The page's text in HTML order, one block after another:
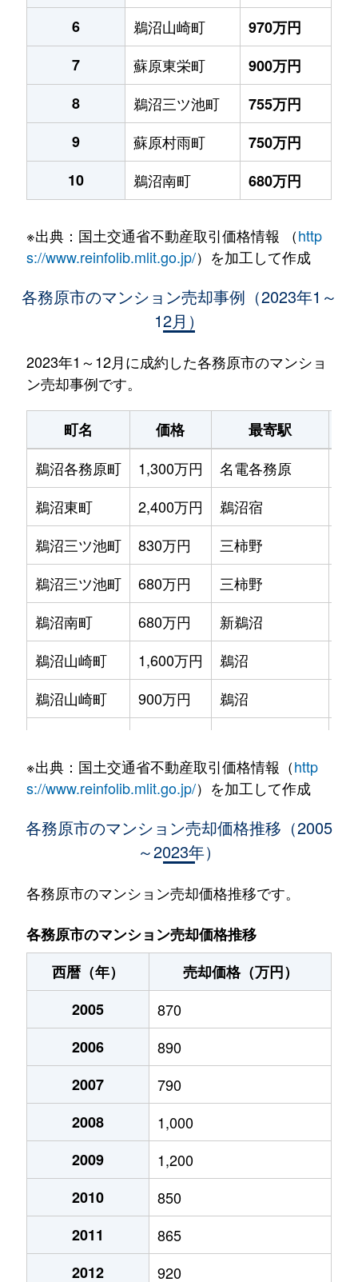
6
鵜沼山崎町
970万円
7
蘇原東栄町
900万円
8
鵜沼三ツ池町
755万円
9
蘇原村雨町
750万円
10
鵜沼南町 680万円
※出典：国土交通省不動産取引価格情報 （http
s://www.reinfolib.mlit.go.jp/）を加工して作成
各務原市のマンション売却事例（2023年1～
12月）
2023年1～12月に成約した各務原市のマンショ
ン売却事例です。
町名 価格 最寄駅
鵜沼各務原町
1,300万円 名電各務原
鵜沼東町
2,400万円 鵜沼宿
鵜沼三ツ池町
830万円 三柿野
鵜沼三ツ池町
680万円 三柿野
鵜沼南町
680万円 新鵜沼
鵜沼山崎町
1,600万円 鵜沼
鵜沼山崎町
900万円 鵜沼
蘇原月丘町
70万円 蘇原
900万円
蘇原村雨町
750万円 六軒(岐阜)
蘇原六軒町
1,300万円 六軒(岐阜)
那加桜町
2,600万円 各務原市役所前
那加門前町
2,900万円
※出典：国土交通省不動産取引価格情報（http
s://www.reinfolib.mlit.go.jp/）を加工して作成
各務原市のマンション売却価格推移（2005
～2023年）
各務原市のマンション売却価格推移です。
各務原市のマンション売却価格推移
西暦（年）
売却価格（万円）
2005
870
2006
890
2007
790
2008
1,000
2009
1,200
2010
850
2011
865
2012
920